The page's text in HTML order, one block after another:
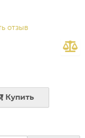
отзыв
Купить